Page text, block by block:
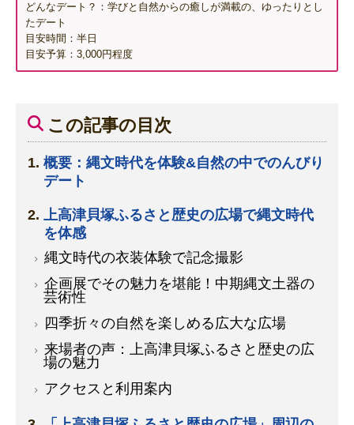
どんなデート？：学びと自然からの癒しが満載の、ゆったりとし
たデート
目安時間：半日
目安予算：3,000円程度
この記事の目次
概要：縄文時代を体験&自然の中でのんびり
デート
上高津貝塚ふるさと歴史の広場で縄文時代
を体感
縄文時代の衣装体験で記念撮影
企画展でその魅力を堪能！中期縄文土器の
芸術性
四季折々の自然を楽しめる広大な広場
来場者の声：上高津貝塚ふるさと歴史の広
場の魅力
アクセスと利用案内